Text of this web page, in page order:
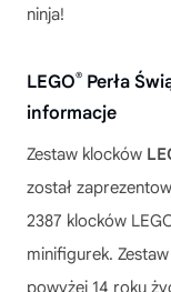
ninja!
LEGO® Perła
informacje
Zestaw klocków
został
2387 klocków
minifigurek.
powyżej 14 roku